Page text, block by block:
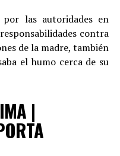
las autoridades en
contra
de la madre, también
el humo cerca de su
|